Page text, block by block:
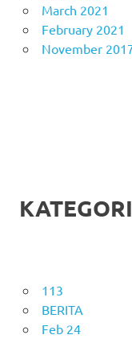
March 2021
February 2021
November
KATEGORI
113
BERITA
Feb 24